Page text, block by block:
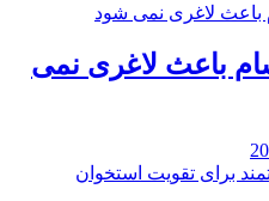
باعث لاغری نمی